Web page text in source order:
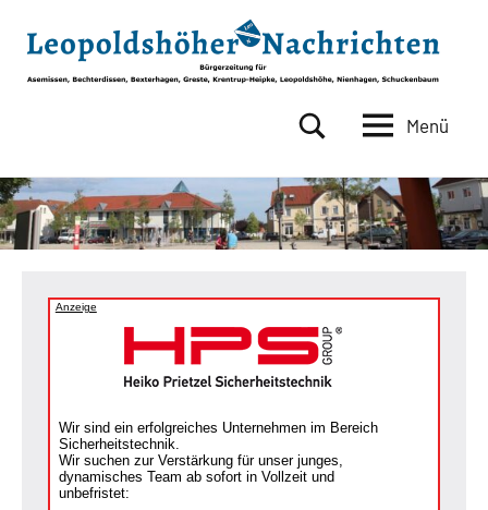
Inhalt
springen
Nachrichten
Asemissen,
Bechterdissen,
Bexterhagen,
Krentrup-
Menü
Anzeige
Wir sind ein erfolgreiches Unternehmen im Bereich
Sicherheitstechnik.
Wir suchen zur Verstärkung für unser junges,
dynamisches Team ab sofort in Vollzeit und
unbefristet: